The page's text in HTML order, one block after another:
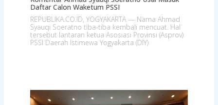
Daftar Calon Waketum PSSI
REPUBLIKA.CO.ID, YOGYAKARTA — Nama Ahmad
Syauqi Soeratno tiba-tiba kembali mencuat. Hal
tersebut lantaran ketua Asosiasi Provinsi (Asprov)
PSSI Daerah Istimewa Yogyakarta (DIY)